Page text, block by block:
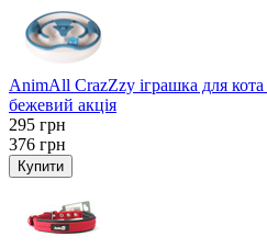
AnimAll CrazZzy іграшка для
бежевий акція
295 грн
376 грн
Купити